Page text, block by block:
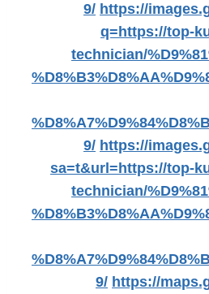
9/ https://
q=https://top-
technician/
9/ https://
sa=t&url=https://top-
technician/
9/ https://